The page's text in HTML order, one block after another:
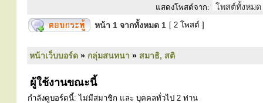
แสดงโพสต์จาก:
หน้า 1 จากทั้งหมด 1 [ 2 โพสต์ ]
หน้าเว็บบอร์ด » กลุ่มสนทนา » สมาธิ, สติ
ผู้ใช้งานขณะนี้
กำลังดูบอร์ดนี้: ไม่มีสมาชิก และ บุคคลทั่วไป 2 ท่าน